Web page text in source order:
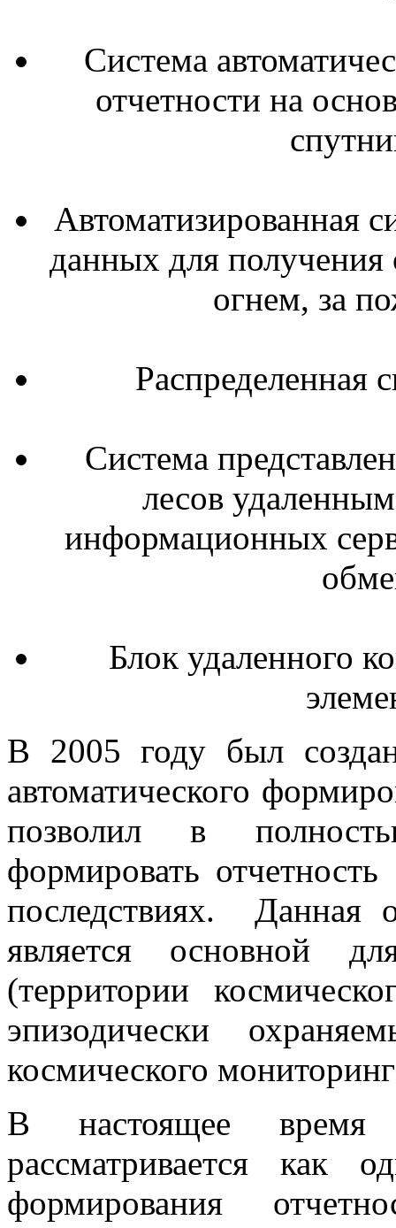
Система
отчетности на
Автоматизированная
данных для
огнем, за
Распределенная
Система
лесов
информационных
Блок удаленного
В 2005 году был
автоматического
позволил в
формировать
последствиях. Данная
является основной
(территории
эпизодически
космического
В настоящее время
рассматривается как
формирования